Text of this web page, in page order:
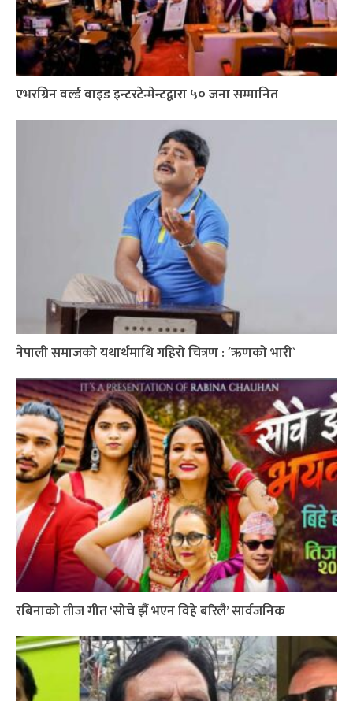
एभरग्रिन वर्ल्ड वाइड इन्टरटेन्मेन्टद्वारा ५० जना सम्मानित
नेपाली समाजको यथार्थमाथि गहिरो चित्रण : ´ऋणको भारी`
रबिनाको तीज गीत ‘सोचे झैं भएन विहे बरिलै’ सार्वजनिक